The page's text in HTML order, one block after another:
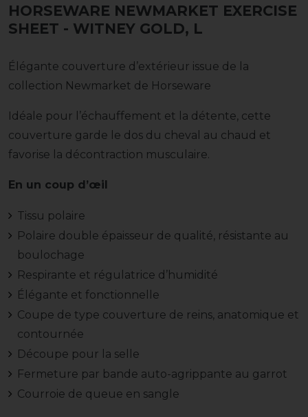
HORSEWARE NEWMARKET EXERCISE
SHEET - WITNEY GOLD, L
Élégante couverture d’extérieur issue de la
collection Newmarket de Horseware
Idéale pour l’échauffement et la détente, cette
couverture garde le dos du cheval au chaud et
favorise la décontraction musculaire.
En un coup d’œil
Tissu polaire
Polaire double épaisseur de qualité, résistante au
boulochage
Respirante et régulatrice d’humidité
Élégante et fonctionnelle
Coupe de type couverture de reins, anatomique et
contournée
Découpe pour la selle
Fermeture par bande auto-agrippante au garrot
Courroie de queue en sangle